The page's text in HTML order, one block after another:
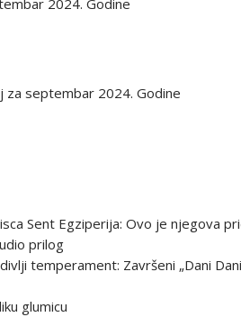
2024. Godine
za septembar 2024. Godine
Sent Egziperija: Ovo je njegova
prilog
temperament: Završeni „Dani
glumicu